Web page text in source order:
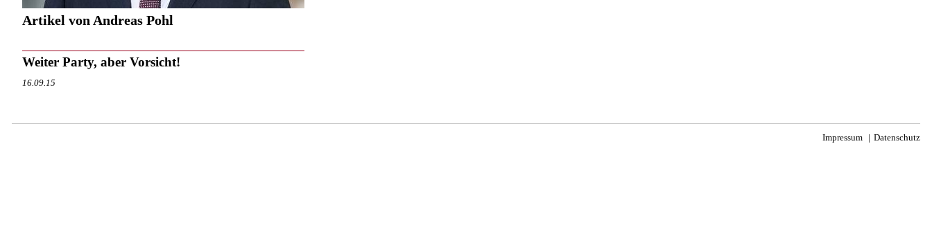
Artikel von Andreas Pohl
Weiter Party, aber Vorsicht!
16.09.15
Impressum Datenschutz